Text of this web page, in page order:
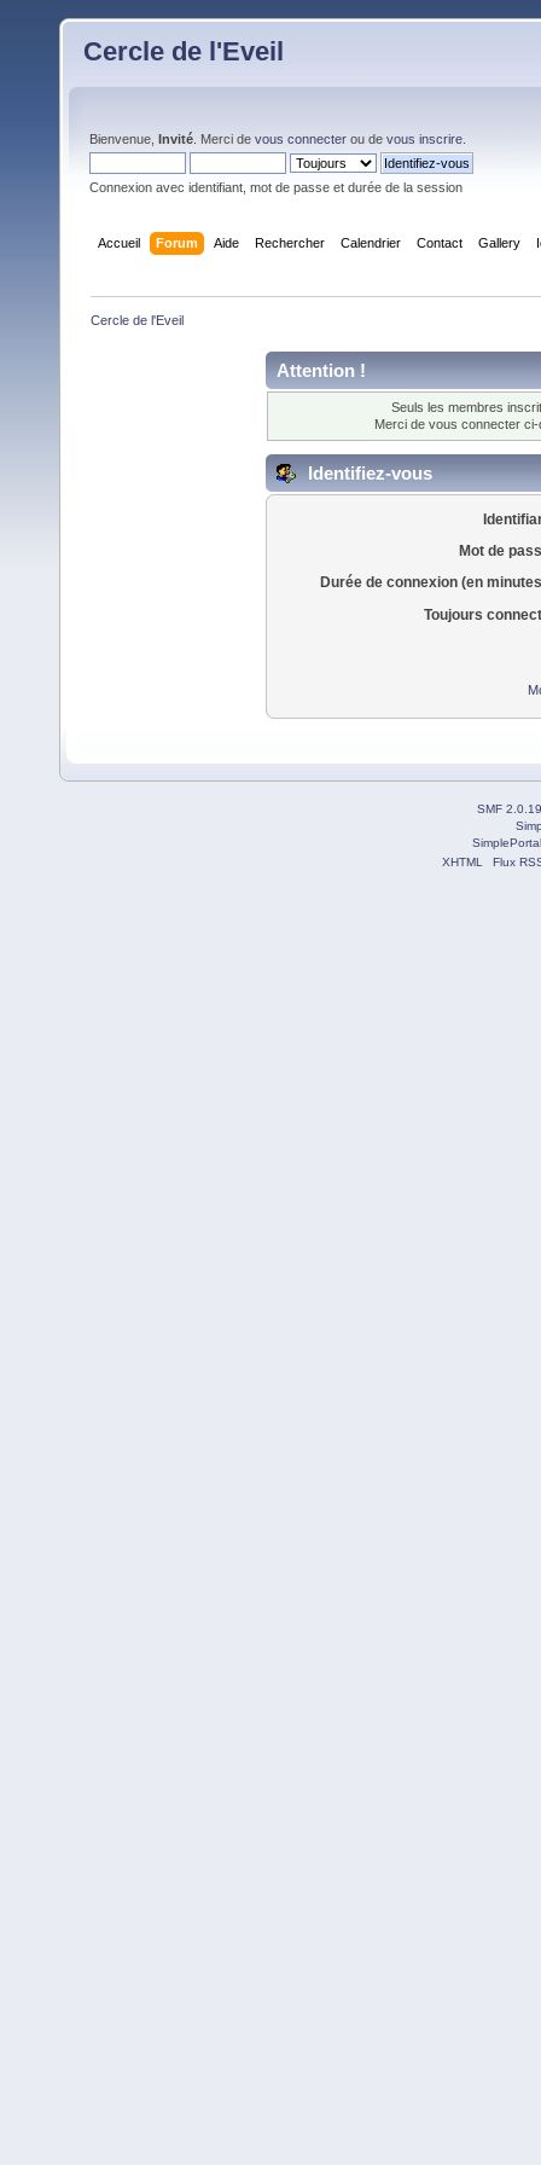
Cercle de l'Eveil
Bienvenue, Invité . Merci de vous connecter ou de vous inscrire
Connexion avec identifiant, mot de passe et durée de la session
Accueil Forum Aide Rechercher Calendrier Contact Gallery
Cercle de l'Eveil
Attention !
Seuls les membres
Merci de vous connecter
Identifiez-vous
Mot de
Durée de connexion (en
Toujours
SMF 2.0.19
XHTML
Flux